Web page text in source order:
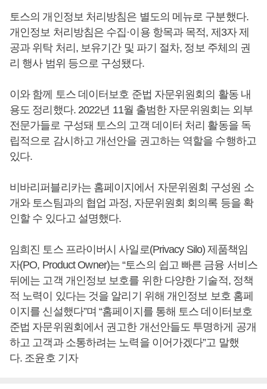
토스의 개인정보 처리방침은 별도의 메뉴로 구분했다.
개인정보 처리방침은 수집·이용 항목과 목적, 제3자 제
공과 위탁 처리, 보유기간 및 파기 절차, 정보 주체의 권
리 행사 범위 등으로 구성됐다.
이와 함께 토스 데이터보호 준법 자문위원회의 활동 내
용도 정리했다. 2022년 11월 출범한 자문위원회는 외부
전문가들로 구성돼 토스의 고객 데이터 처리 활동을 독
립적으로 감시하고 개선안을 권고하는 역할을 수행하고
있다.
비바리퍼블리카는 홈페이지에서 자문위원회 구성원 소
개와 토스팀과의 협업 과정, 자문위원회 회의록 등을 확
인할 수 있다고 설명했다.
임희진 토스 프라이버시 사일로(Privacy Silo) 제품책임
자(PO, Product Owner)는 “토스의 쉽고 빠른 금융 서비스
뒤에는 고객 개인정보 보호를 위한 다양한 기술적, 정책
적 노력이 있다는 것을 알리기 위해 개인정보 보호 홈페
이지를 신설했다”며 “홈페이지를 통해 토스 데이터보호
준법 자문위원회에서 권고한 개선안들도 투명하게 공개
하고 고객과 소통하려는 노력을 이어가겠다”고 말했
다. 조윤호 기자